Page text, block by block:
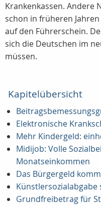
Krankenkassen. Andere
schon in früheren
auf den Führerschein.
sich die Deutschen im
müssen.
Kapitelübersicht
Elektronische
Mehr Kindergeld:
Midijob: Volle
Monatseinkommen
Das Bürgergeld
Grundfreibetrag für